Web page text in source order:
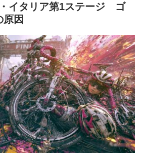
イタリア第1ステージ ゴ
原因